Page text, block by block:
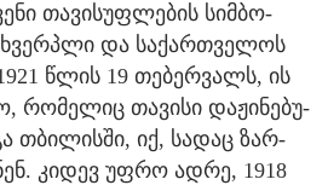
თა­ვი­სუფ­ლე­ბის სიმ­ბო­
და სა­ქარ­თვე­ლოს
წლის 19 თე­ბერ­ვალს, ის
რო­მე­ლიც თა­ვი­სი დაჟი­ნე­ბუ­
თბი­ლის­ში, იქ, სა­დაც ზარ­
კი­დევ უფრო ადრე, 1918